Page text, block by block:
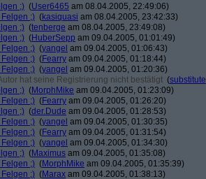
;) (User6465 am 08.04.2005, 22:49:06)
;) (kasiquasi am 08.04.2005, 23:42:33)
;) (tenberge am 08.04.2005, 23:49:08)
;) (HuberSepp am 09.04.2005, 01:01:49)
;) (yangel am 09.04.2005, 01:06:43)
;) (Fearry am 09.04.2005, 01:18:44)
;) (yangel am 09.04.2005, 01:20:36)
hat seine Registrierung nicht bestätigt (substitute
;) (MorphMike am 09.04.2005, 01:23:09)
;) (Fearry am 09.04.2005, 01:26:20)
;) (der.Dude am 09.04.2005, 01:28:53)
;) (yangel am 09.04.2005, 01:30:35)
;) (Fearry am 09.04.2005, 01:31:54)
;) (yangel am 09.04.2005, 01:34:30)
;) (Maximus am 09.04.2005, 01:35:08)
;) (MorphMike am 09.04.2005, 01:35:39)
;) (Marax am 09.04.2005, 01:38:13)